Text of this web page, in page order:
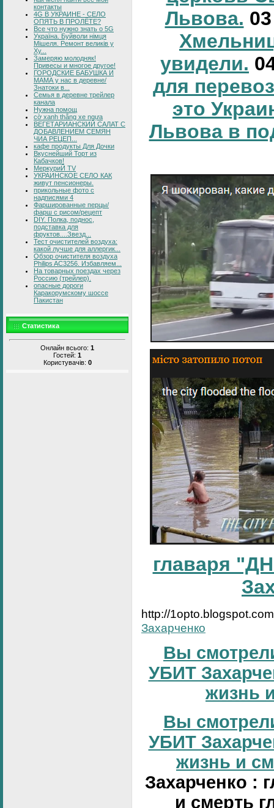
контакты
4G В УКРАИНЕ - СЕЛО
ОПЯТЬ В ПРОЛЁТЕ?
Все что нужно знать о 5G
Україна. Буйволи німця
Мішеля. Ремонт великів у
Ху...
Замеряю молодняк!
Привесы и многое другое!
ГОРОДСКИЕ БАБУШКА И
МАМА у нас в деревне/
Знатоки в...
Семья в деревне трейлер
канала
Нужна помощ
cờ xanh thắng xe ngựa
ВЕГЕТАРИАНСКИЙ САЛАТ С
ДОБАВЛЕНИЕМ СЕМЯН
ЧИА РЕЦЕП...
кафе продукты Для Дочки
Вкуснейший Торт из
Кабачков!
МеркуриЙ TV
УКРАИНСКОЕ СЕЛО КАК
живут пенсионеры.
прикольные фото с
надписями 4
Фаршированные перцы/
фарш с рисом/рецепт
DIY. Полка, поднос,
подставка для
фруктов....Звезд...
Тест очистителей воздуха:
какой лучше для аллергик...
Обзор очистителя воздуха
Philips AC3256. Избавляем...
На товарных поездах через
Россию (трейлер).
опасные дороги
Каракорумскому шоссе
Пакистан
Статистика
Онлайн всього: 1
Гостей: 1
Користувачів: 0
Львова.
увидели.
для
это
Львова в
главаря
http://
Захарченко
Вы
УБИТ
жизнь
Вы
УБИТ
жизнь и
Захарченко :
и смерть